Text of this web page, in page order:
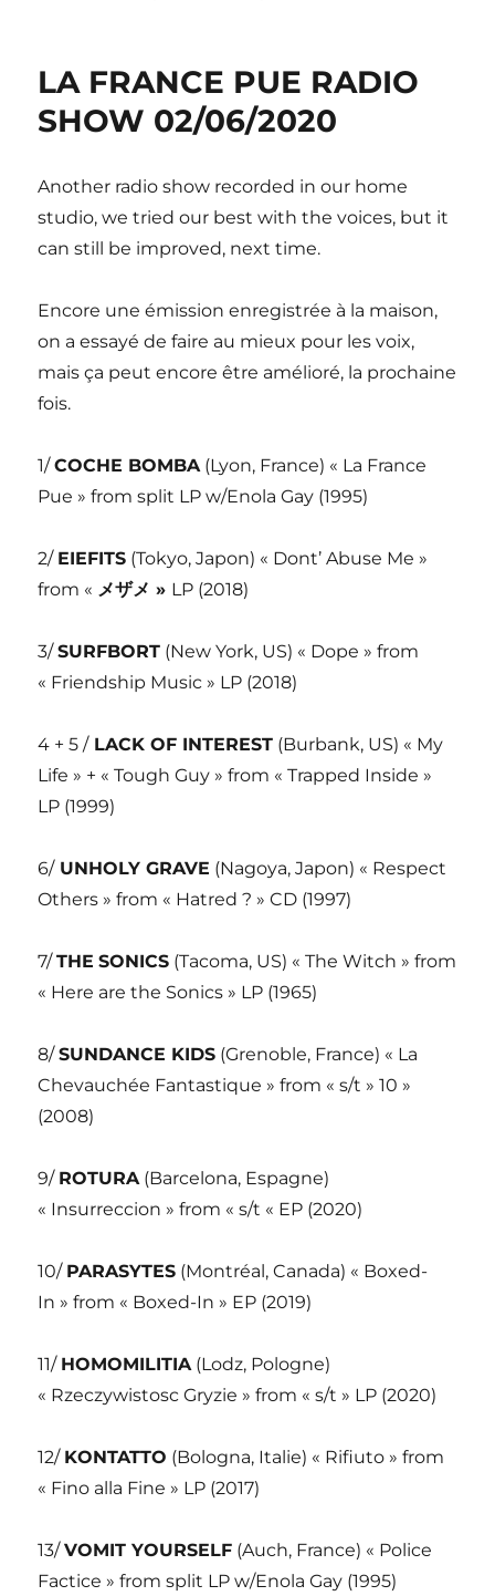
LA FRANCE PUE RADIO
SHOW 02/06/2020
Another radio show recorded in our home
studio, we tried our best with the voices, but it
can still be improved, next time.
Encore une émission enregistrée à la maison,
on a essayé de faire au mieux pour les voix,
mais ça peut encore être amélioré, la prochaine
fois.
1/COCHE BOMBA(Lyon, France) « La France
Pue » from split LP w/Enola Gay (1995)
2/ EIEFITS (Tokyo, Japon) « Dont’ Abuse Me »
from « メザメ » LP (2018)
3/SURFBORT (New York, US) « Dope » from
« Friendship Music » LP (2018)
4 + 5 /LACK OF INTEREST (Burbank, US) « My
Life » + « Tough Guy » from « Trapped Inside »
LP (1999)
6/UNHOLY GRAVE (Nagoya, Japon) « Respect
Others » from « Hatred ? » CD (1997)
7/THE SONICS (Tacoma, US) « The Witch » from
« Here are the Sonics » LP (1965)
8/SUNDANCE KIDS (Grenoble, France) « La
Chevauchée Fantastique » from « s/t » 10 »
(2008)
9/ ROTURA(Barcelona, Espagne)
« Insurreccion » from « s/t « EP (2020)
10/ PARASYTES (Montréal, Canada) « Boxed-
In » from « Boxed-In » EP (2019)
11/ HOMOMILITIA(Lodz, Pologne)
« Rzeczywistosc Gryzie » from « s/t » LP (2020)
12/ KONTATTO (Bologna, Italie) « Rifiuto » from
« Fino alla Fine » LP (2017)
13/VOMIT YOURSELF (Auch, France) « Police
Factice » from split LP w/Enola Gay (1995)